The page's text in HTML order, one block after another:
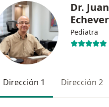
Dr.
Pediatra
Dirección 1 Dirección 2